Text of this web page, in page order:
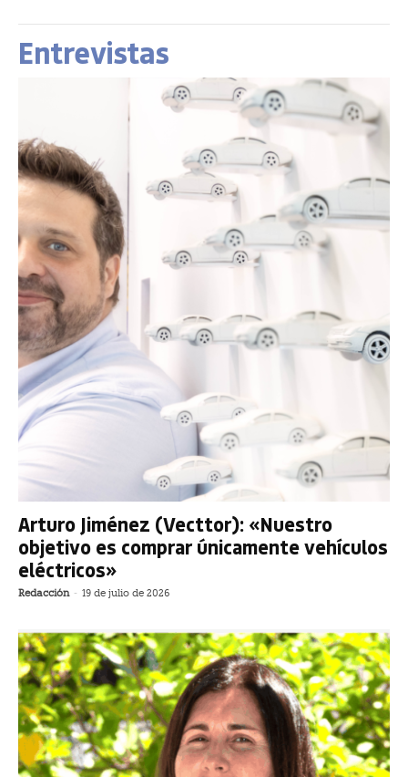
Entrevistas
Arturo Jiménez (Vecttor): «Nuestro
objetivo es comprar únicamente vehículos
eléctricos»
Redacción - 19 de julio de 2026